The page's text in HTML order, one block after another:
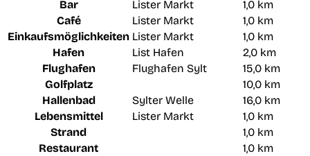
Bar
Lister Markt
1,0 km
Café
Lister Markt
1,0 km
Einkaufsmöglichkeiten Lister Markt
1,0 km
Hafen
List Hafen
2,0 km
Flughafen
Flughafen Sylt
15,0 km
Golfplatz
10,0 km
Hallenbad
Sylter Welle
16,0 km
Lebensmittel
Lister Markt
1,0 km
Strand
1,0 km
Restaurant
1,0 km